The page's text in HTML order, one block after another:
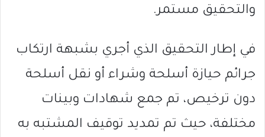
والتحقيق مستمر.
في إطار التحقيق الذي أجري بشبهة ارتكاب
جرائم حيازة أسلحة وشراء أو نقل أسلحة
دون ترخيص، تم جمع شهادات وبينات
مختلفة، حيث تم تمديد توقيف المشتبه به